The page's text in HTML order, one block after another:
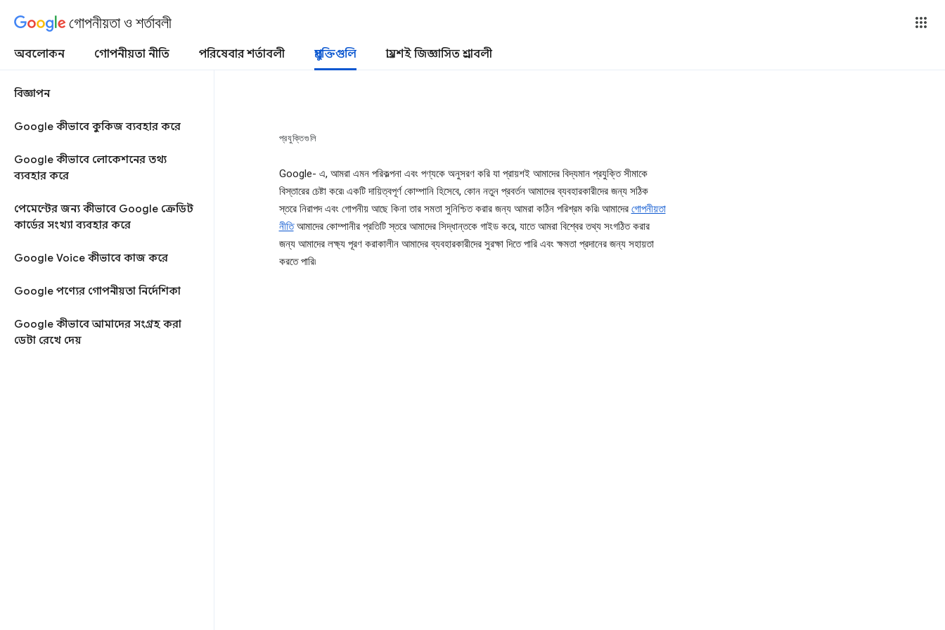
গোপনীয়তা ও শর্তাবলী
অবলোকন গোপনীয়তা নীতি পরিষেবার শর্তাবলী প্রযুক্তিগুলি প্রায়শই জিজ্ঞাসিত প্রশ্নাবলী
বিজ্ঞাপন
Google কীভাবে কুকিজ ব্যবহার করে
Google কীভাবে লোকেশনের তথ্য
ব্যবহার করে
পেমেন্টের জন্য কীভাবে Google ক্রেডিট
কার্ডের সংখ্যা ব্যবহার করে
Google Voice কীভাবে কাজ করে
Google পণ্যের গোপনীয়তা নির্দেশিকা
Google কীভাবে আমাদের সংগ্রহ করা
ডেটা রেখে দেয়
প্রযুক্তিগুলি
Google- এ, আমরা এমন পরিকল্পনা এবং পণ্যকে অনুসরণ করি যা প্রায়শই আমাদের বিদ্যমান প্রযুক্তি সীমাকে
বিস্তারের চেষ্টা করে৷ একটি দায়িত্বপূর্ণ কোম্পানি হিসেবে, কোন নতুন প্রবর্তন আমাদের ব্যবহারকারীদের জন্য সঠিক
স্তরে নিরাপদ এবং গোপনীয় আছে কিনা তার সমতা সুনিশ্চিত করার জন্য আমরা কঠিন পরিশ্রম করি৷ আমাদের গোপনীয়তা
নীতিআমাদের কোম্পানীর প্রতিটি স্তরে আমাদের সিদ্ধান্তকে গাইড করে, যাতে আমরা বিশ্বের তথ্য সংগঠিত করার
জন্য আমাদের লক্ষ্য পূরণ করাকালীন আমাদের ব্যবহারকারীদের সুরক্ষা দিতে পারি এবং ক্ষমতা প্রদানের জন্য সহায়তা
করতে পারি৷